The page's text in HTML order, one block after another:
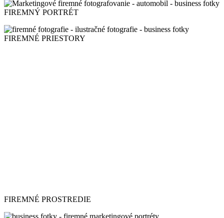
FIREMNÝ PORTRÉT
FIREMNÉ PRIESTORY
FIREMNÉ PROSTREDIE